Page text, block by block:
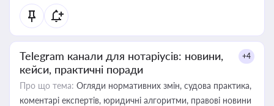
Telegram канали для нотаріусів: новини,
кейси, практичні поради
+4
Про що тема: Огляди нормативних змін, судова практика,
коментарі експертів, юридичні алгоритми, правові новини